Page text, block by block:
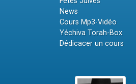
News
Cours Mp3-Vidéo
Yéchiva Torah-Box
Dédicacer un cours